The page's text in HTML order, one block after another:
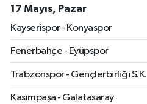
17 Mayıs, Pazar
Kayserispor - Konyaspor
Fenerbahçe - Eyüpspor
Trabzonspor - Gençlerbirliği S.K.
Kasımpaşa - Galatasaray